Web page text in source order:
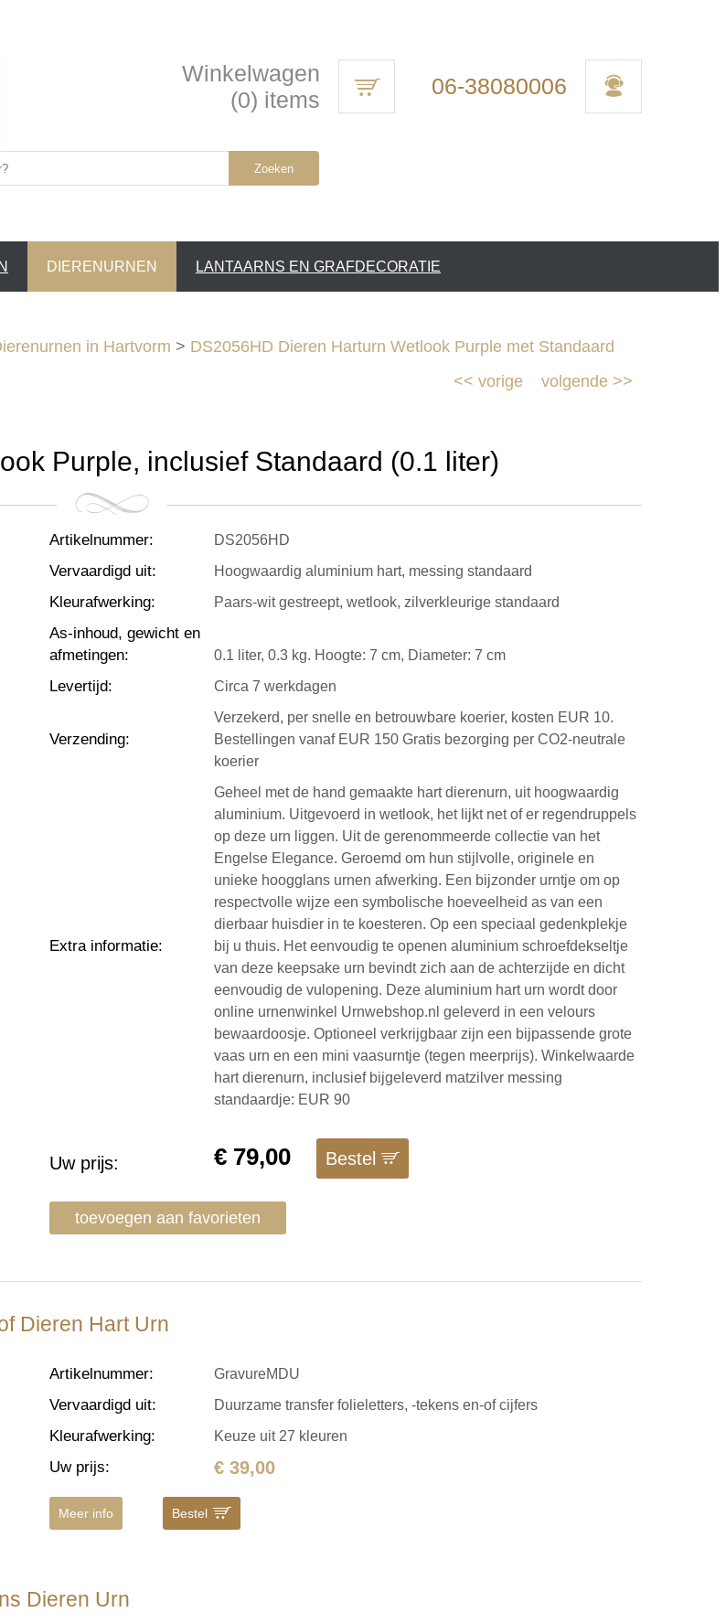
Winkelwagen
(0) items
06-38080006
Zoeken
DIERENURNEN LANTAARNS EN GRAFDECORATIE
in Hartvorm > DS2056HD Dieren Harturn Wetlook Purple met Standaard
volgende >>
<< vorige
Purple, inclusief Standaard (0.1 liter)
Artikelnummer: DS2056HD
Vervaardigd uit: Hoogwaardig aluminium hart, messing standaard
Kleurafwerking: Paars-wit gestreept, wetlook, zilverkleurige standaard
As-inhoud, gewicht en
afmetingen: 0.1 liter, 0.3 kg. Hoogte: 7 cm, Diameter: 7 cm
Levertijd: Circa 7 werkdagen
Verzending:
Verzekerd, per snelle en betrouwbare koerier, kosten EUR 10.
Bestellingen vanaf EUR 150 Gratis bezorging per CO2-neutrale
koerier
Extra informatie:
Geheel met de hand gemaakte hart dierenurn, uit hoogwaardig
aluminium. Uitgevoerd in wetlook, het lijkt net of er regendruppels
op deze urn liggen. Uit de gerenommeerde collectie van het
Engelse Elegance. Geroemd om hun stijlvolle, originele en
unieke hoogglans urnen afwerking. Een bijzonder urntje om op
respectvolle wijze een symbolische hoeveelheid as van een
dierbaar huisdier in te koesteren. Op een speciaal gedenkplekje
bij u thuis. Het eenvoudig te openen aluminium schroefdekseltje
van deze keepsake urn bevindt zich aan de achterzijde en dicht
eenvoudig de vulopening. Deze aluminium hart urn wordt door
online urnenwinkel Urnwebshop.nl geleverd in een velours
bewaardoosje. Optioneel verkrijgbaar zijn een bijpassende grote
vaas urn en een mini vaasurntje (tegen meerprijs). Winkelwaarde
hart dierenurn, inclusief bijgeleverd matzilver messing
standaardje: EUR 90
Uw prijs: € 79,00 Bestel
toevoegen aan favorieten
Dieren Hart Urn
Artikelnummer: GravureMDU
Vervaardigd uit: Duurzame transfer folieletters, -tekens en-of cijfers
Kleurafwerking: Keuze uit 27 kleuren
Uw prijs: € 39,00
Meer info Bestel
Dieren Urn